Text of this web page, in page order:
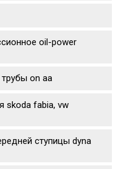
oil-power
трубы on aa
skoda fabia, vw
ступицы dyna